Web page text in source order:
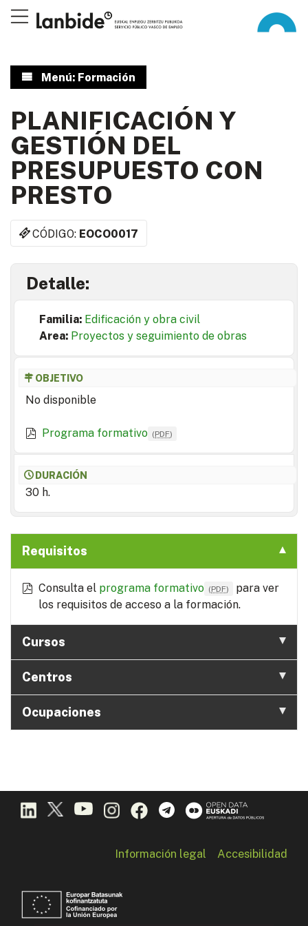
Menú: Formación
PLANIFICACIÓN Y
GESTIÓN DEL
PRESUPUESTO CON
PRESTO
CÓDIGO: EOCO0017
Detalle:
Familia: Edificación y obra civil
Area: Proyectos y seguimiento de obras
OBJETIVO
No disponible
Programa formativo (PDF)
DURACIÓN
30 h.
Requisitos
Consulta el programa formativo (PDF)
para ver
los requisitos de acceso a la formación.
Cursos
Centros
Ocupaciones
Información legal Accesibilidad